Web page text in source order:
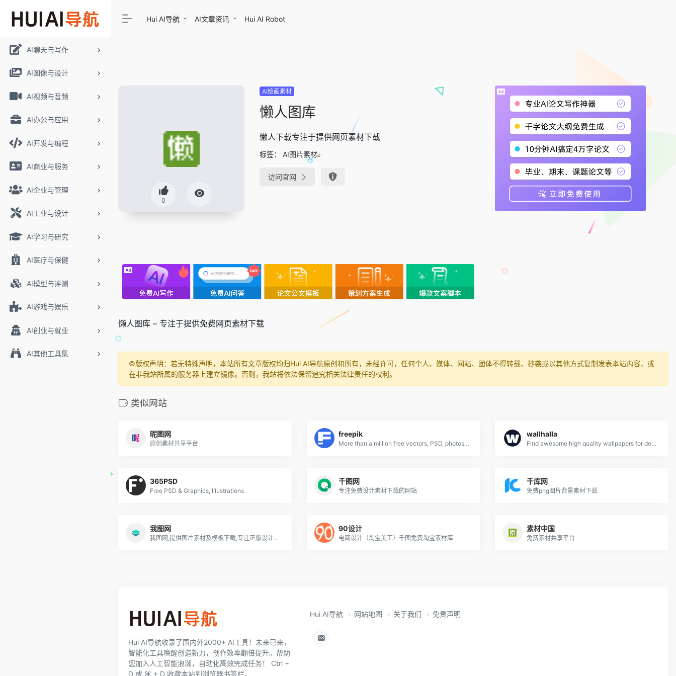
AI聊天与写作
AI图像与设计
AI视频与音频
AI办公与应用
AI开发与编程
AI商业与服务
AI企业与管理
AI工业与设计
AI学习与研究
AI医疗与保健
AI模型与评测
AI游戏与娱乐
AI创业与就业
AI其他工具集
Hui AI导航 AI文章资讯 Hui AI Robot
0
AI绘画素材
懒人图库
懒人下载专注于提供网页素材下载
标签： AI图片素材
访问官网
懒人图库 – 专注于提供免费网页素材下载
©️版权声明：若无特殊声明，本站所有文章版权均归Hui AI导航原创和所有，未经许可，任何个人、媒体、网站、团体不得转载、抄袭或以其他方式复制发表本站内容，或
在非我站所属的服务器上建立镜像。否则，我站将依法保留追究相关法律责任的权利。
类似网站
昵图网
原创素材共享平台
freepik
More than a million free vectors, PSD, photos and free icons.
wallhalla
Find awesome high quality wallpapers for desktop and mobile in one place.
365PSD
Free PSD & Graphics, Illustrations
千图网
专注免费设计素材下载的网站
千库网
免费png图片背景素材下载
我图网
我图网,提供图片素材及模板下载,专注正版设计作品交易
90设计
电商设计（淘宝美工）千图免费淘宝素材库
素材中国
免费素材共享平台
Hui AI导航收录了国内外2000+ AI工具！未来已来，
智能化工具唤醒创造新力，创作效率翻倍提升。帮助
您加入人工智能浪潮，自动化高效完成任务！ Ctrl +
D 或 ⌘ + D 收藏本站到浏览器书签栏。
Hui AI导航 网站地图 关于我们 免责声明